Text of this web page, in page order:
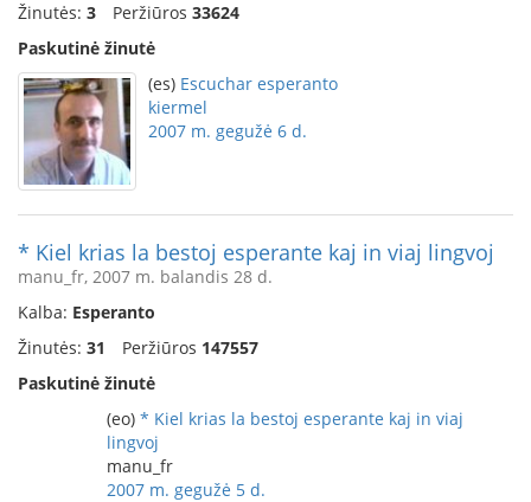
Žinutės: 3 Peržiūros 33624
Paskutinė žinutė
(es) Escuchar esperanto
kiermel
2007 m. gegužė 6 d.
* Kiel krias la bestoj esperante kaj in viaj lingvoj
manu_fr, 2007 m. balandis 28 d.
Kalba: Esperanto
Žinutės: 31 Peržiūros 147557
Paskutinė žinutė
(eo) * Kiel krias la bestoj esperante kaj in viaj
lingvoj
manu_fr
2007 m. gegužė 5 d.